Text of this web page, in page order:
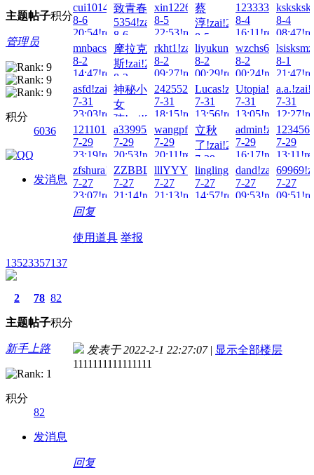
主题帖子积分
管理员
积分
6036
发消息
cui1014378065!zai!2026-
8-6
20:54!read!
致青春
5354!zai!2026-
8-6
02:03!read!
xin122698!zai!2026-
8-5
22:53!read!
蔡
淳!zai!2026-
8-5
15:43!read!
8-4
16:11!read!
8-4
mnbacs!zai!2026-
8-2
14:47!read!
摩拉克
斯!zai!2026-
8-2
14:46!read!
rkht1!zai!2026-
8-2
09:27!read!
liyukun719!zai!2026-
8-2
00:29!read!
8-2
00:24!read!
8-1
asfd!zai!2026-
7-31
23:03!read!
神秘小
女
孩!zai!2026-
7-31
20:53!read!
242552!zai!2026-
7-31
18:15!read!
Lucas!zai!2026-
7-31
13:56!read!
Utopia!zai!2026-
7-31
13:05!read!
7-31
1211012110!zai!2026-
7-29
23:19!read!
a3399521!zai!2026-
7-29
20:53!read!
wangpf1018!zai!2026-
7-29
20:11!read!
立秋
了!zai!2026-
7-29
17:44!read!
admin!zai!2026-
7-29
16:17!read!
7-29
zfshura!zai!2026-
7-27
23:07!read!
ZZBBLL!zai!2026-
7-27
21:14!read!
lllYYY!zai!2026-
7-27
21:13!read!
lingling!zai!2026-
7-27
14:57!read!
dand!zai!2026-
7-27
09:53!read!
7-27
回复
使用道具 举报
13523357137
2
主题
78
帖子
82
积分
新手上路
积分
82
发消息
发表于 2022-2-1 22:27:07 | 显示全部楼层
1111111111111111
回复